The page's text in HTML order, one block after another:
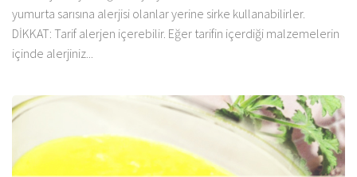
yumurta sarısına alerjisi olanlar yerine sirke kullanabilirler.
DİKKAT: Tarif alerjen içerebilir. Eğer tarifin içerdiği malzemelerin
içinde alerjiniz...